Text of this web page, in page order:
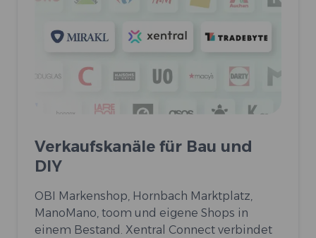
Verkaufskanäle für Bau und
DIY
OBI Markenshop, Hornbach Marktplatz,
ManoMano, toom und eigene Shops in
einem Bestand. Xentral Connect verbindet